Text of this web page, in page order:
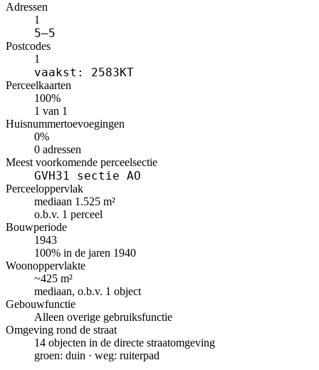
Adressen
1
5–5
Postcodes
1
vaakst: 2583KT
Perceelkaarten
100%
1 van 1
Huisnummertoevoegingen
0%
0 adressen
Meest voorkomende perceelsectie
GVH31 sectie AO
Perceeloppervlak
mediaan 1.525 m²
o.b.v. 1 perceel
Bouwperiode
1943
100% in de jaren 1940
Woonoppervlakte
~425 m²
mediaan, o.b.v. 1 object
Gebouwfunctie
Alleen overige gebruiksfunctie
Omgeving rond de straat
14 objecten in de directe straatomgeving
groen: duin · weg: ruiterpad